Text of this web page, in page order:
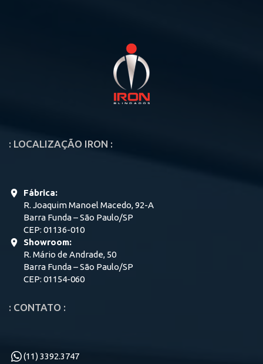
: LOCALIZAÇÃO IRON :
Fábrica:
R. Joaquim Manoel Macedo, 92-A
Barra Funda – São Paulo/SP
CEP: 01136-010
Showroom:
R. Mário de Andrade, 50
Barra Funda – São Paulo/SP
CEP: 01154-060
: CONTATO :
(11) 3392.3747